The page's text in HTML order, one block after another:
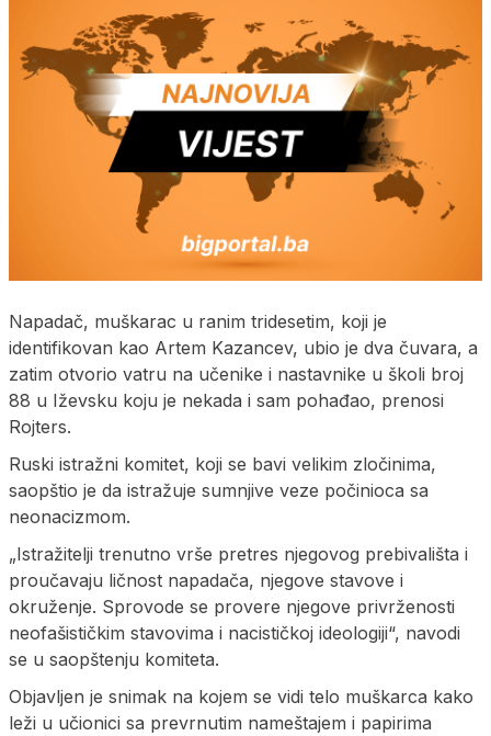
Napadač, muškarac u ranim tridesetim, koji je
identifikovan kao Artem Kazancev, ubio je dva čuvara, a
zatim otvorio vatru na učenike i nastavnike u školi broj
88 u Iževsku koju je nekada i sam pohađao, prenosi
Rojters.
Ruski istražni komitet, koji se bavi velikim zločinima,
saopštio je da istražuje sumnjive veze počinioca sa
neonacizmom.
„Istražitelji trenutno vrše pretres njegovog prebivališta i
proučavaju ličnost napadača, njegove stavove i
okruženje. Sprovode se provere njegove privrženosti
neofašističkim stavovima i nacističkoj ideologiji“, navodi
se u saopštenju komiteta.
Objavljen je snimak na kojem se vidi telo muškarca kako
leži u učionici sa prevrnutim nameštajem i papirima